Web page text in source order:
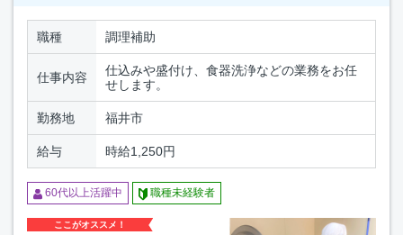
職種 調理補助
仕事内容
仕込みや盛付け、食器洗浄などの業務をお任
せします。
勤務地 福井市
給与 時給1,250円
60代以上活躍中 職種未経験者
ここがオススメ！